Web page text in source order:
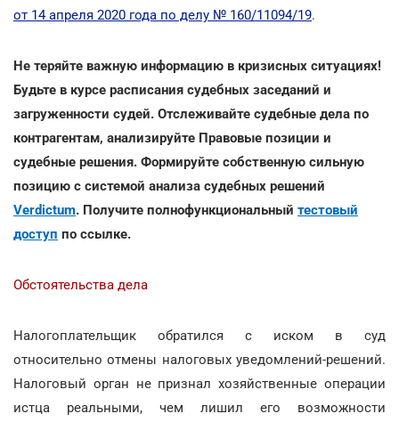
от 14 апреля 2020 года по делу № 160/11094/19.
Не теряйте важную информацию в кризисных ситуациях!
Будьте в курсе расписания судебных заседаний и
загруженности судей. Отслеживайте судебные дела по
контрагентам, анализируйте Правовые позиции и
судебные решения. Формируйте собственную сильную
позицию с системой анализа судебных решений
Verdictum. Получите полнофункциональный тестовый
доступ по ссылке.
Обстоятельства дела
Налогоплательщик обратился с иском в суд
относительно отмены налоговых уведомлений-решений.
Налоговый орган не признал хозяйственные операции
истца реальными, чем лишил его возможности